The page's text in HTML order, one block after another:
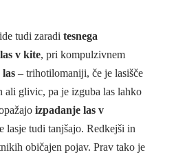
tudi zaradi tesnega
v kite, pri kompulzivnem
– trihotilomaniji, če je lasišče
ali glivic, pa je izguba las lahko
izpadanje las v
lasje tudi tanjšajo. Redkejši in
običajen pojav. Prav tako je